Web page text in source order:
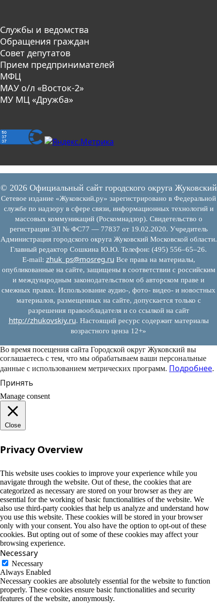
Службы и ведомства
Обращения граждан
Совет депутатов
Прием предпринимателей
МФЦ
МАУ о/л «Восток-2»
МУ МЦ «Дружба»
© 2026 Официальный сайт городского округа Жуковский
Сетевое издание «Жуковский.ру» зарегистрировано в Федеральной
службе по надзору в сфере связи, информационных технологий и
массовых коммуникаций (Роскомнадзор). Свидетельство о
регистрации ЭЛ № ФС77 — 77837 от 19.02.2020. Учредитель
Администрация городского округа Жуковский Московской области.
Главный редактор Сошкина Ю.Ю. Телефон: (495) 556–65–26.
E‑mail: zhuk_ps@mosreg.ru Все права на материалы,
опубликованные на сайте, защищены в соответствии с российским
и международным законодательством об авторском праве и
смежных правах. Использование аудио-, фото- видео- и новостных
материалов, размещенных на сайте, допускается только с
разрешения правообладателя и со ссылкой на сайт
http://zhukovskiy.ru. Настоящий ресурс содержит материалы
возрастного ценза 12+»
Во время посещения сайта Городской округ Жуковский вы
соглашаетесь с тем, что мы обрабатываем ваши персональные
данные с использованием метрических программ. Подробнее.
Принять
Manage consent
Close
Privacy Overview
This website uses cookies to improve your experience while you
navigate through the website. Out of these, the cookies that are
categorized as necessary are stored on your browser as they are
essential for the working of basic functionalities of the website. We
also use third-party cookies that help us analyze and understand how
you use this website. These cookies will be stored in your browser
only with your consent. You also have the option to opt-out of these
cookies. But opting out of some of these cookies may affect your
browsing experience.
Necessary
Necessary
Always Enabled
Necessary cookies are absolutely essential for the website to function
properly. These cookies ensure basic functionalities and security
features of the website, anonymously.